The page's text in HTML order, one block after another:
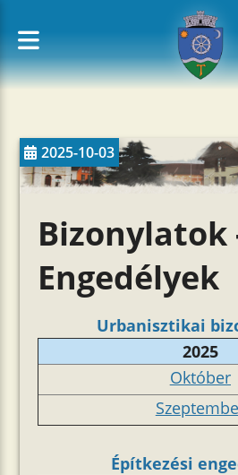
2025-10-03
Bizonylatok
Engedélyek
Urbanisztikai
2025
Október
Építkezési